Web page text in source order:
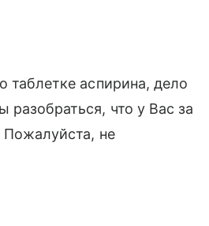
таблетке аспирина, дело
что у Вас за
Пожалуйста, не